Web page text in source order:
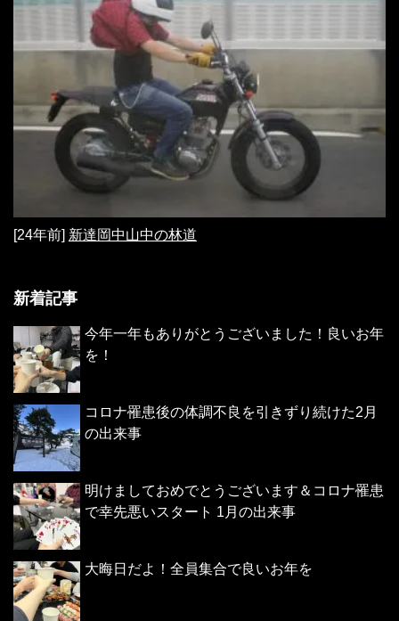
[24年前] 新達岡中山中の林道
新着記事
今年一年もありがとうございました！良いお年
を！
コロナ罹患後の体調不良を引きずり続けた2月
の出来事
明けましておめでとうございます＆コロナ罹患
で幸先悪いスタート 1月の出来事
大晦日だよ！全員集合で良いお年を